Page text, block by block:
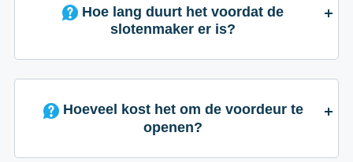
slotenmaker er is?
Hoeveel kost het om de voordeur te
openen?